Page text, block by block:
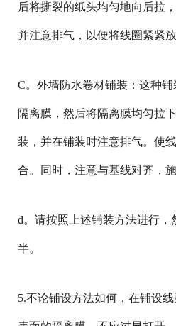
后将撕裂的纸头均匀地向后拉
并注意排气，以便将线圈紧紧放
C。外墙防水卷材铺装：这种
隔离膜，然后将隔离膜均匀拉
装，并在铺装时注意排气。使
合。同时，注意与基线对齐，
d。请按照上述铺装方法进行，
半。
5.不论铺设方法如何，在铺设